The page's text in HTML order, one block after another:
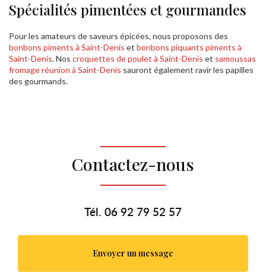
Spécialités pimentées et gourmandes
Pour les amateurs de saveurs épicées, nous proposons des
bonbons piments à Saint-Denis et bonbons piquants piments à
Saint-Denis. Nos croquettes de poulet à Saint-Denis et samoussas
fromage réunion à Saint-Denis sauront également ravir les papilles
des gourmands.
Contactez-nous
Tél. 06 92 79 52 57
Envoyer un message